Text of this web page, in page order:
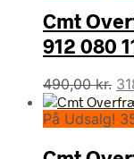
Cmt
912 080
490,00kr.
På Udsalg!